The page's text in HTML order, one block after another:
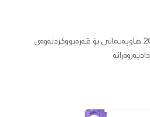
مافی پارێزراوە بۆ © 2022 هاوپەیمانی بۆ قەرەبووکردنەوەی
دادپەروەرانە